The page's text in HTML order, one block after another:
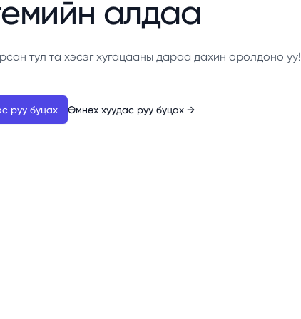
алдаа
тул та хэсэг хугацааны дараа дахин оролдоно уу!
руу буцах Өмнөх хуудас руу буцах →